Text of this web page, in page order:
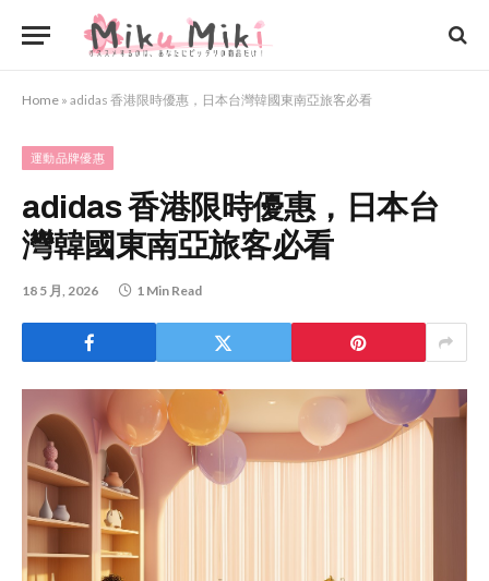
Home » adidas 香港限時優惠，日本台灣韓國東南亞旅客必看
運動品牌優惠
adidas 香港限時優惠，日本台
灣韓國東南亞旅客必看
18 5 月, 2026 1 Min Read